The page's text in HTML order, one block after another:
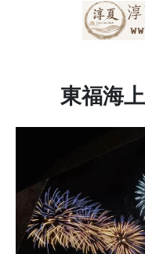
東福海
Previous